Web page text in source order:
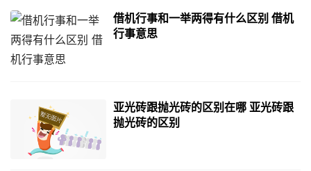
借机行事和一举两得有什么区别 借机
行事意思
亚光砖跟抛光砖的区别在哪 亚光砖跟
抛光砖的区别